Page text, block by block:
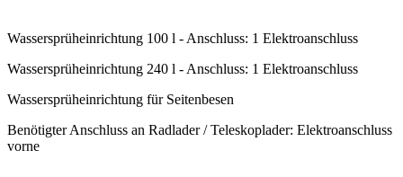
Wassersprüheinrichtung 100 l - Anschluss: 1 Elektroanschluss
Wassersprüheinrichtung 240 l - Anschluss: 1 Elektroanschluss
Wassersprüheinrichtung für Seitenbesen
Benötigter Anschluss an Radlader / Teleskoplader: Elektroanschluss
vorne